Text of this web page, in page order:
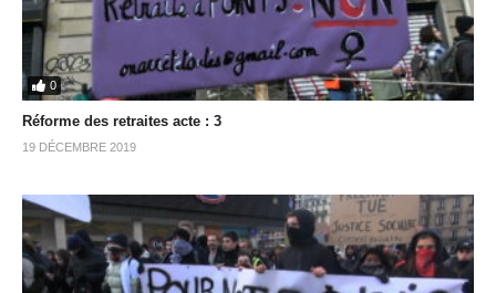
0
Réforme des retraites acte : 3
19 DÉCEMBRE 2019